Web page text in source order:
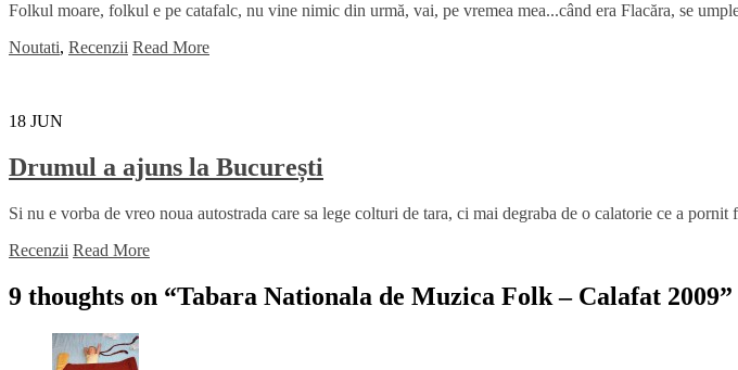
Folkul moare, folkul e pe catafalc, nu vine nimic din urmă, vai, pe vremea mea...când era Flacăra, se
Noutati, Recenzii Read More
18 JUN
Drumul a ajuns la București
Si nu e vorba de vreo noua autostrada care sa lege colturi de tara, ci mai degraba de o calatorie ce a pornit
Recenzii Read More
9 thoughts on “Tabara Nationala de Muzica Folk – Calafat 2009”